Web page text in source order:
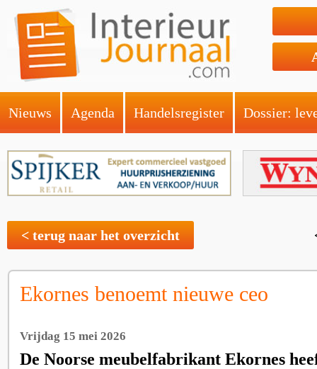
Nieuws Agenda Handelsregister Dossier:
< terug naar het overzicht
Ekornes benoemt nieuwe ceo
Vrijdag 15 mei 2026
De Noorse meubelfabrikant Ekornes